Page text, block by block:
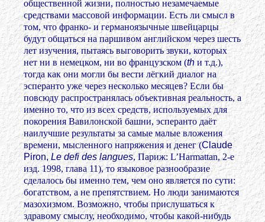
общественной жизни, полностью незамечаемые
средствами массовой информации. Есть ли смысл в
том, что франко- и германоязычные швейцарцы
будут общаться на паршивом английском через шесть
лет изучения, пытаясь выговорить звуки, которых
нет ни в немецком, ни во французском (thи т.д.),
тогда как они могли бы вести лёгкий диалог на
эсперанто уже через несколько месяцев? Если бы
повсюду распространялась объективная реальность, а
именно то, что из всех средств, используемых для
покорения Вавилонской башни, эсперанто даёт
наилучшие результаты за самые малые вложения
времени, мысленного напряжения и денег (Claude
Piron,Le defi des langues, Париж: L’Harmattan, 2-e
изд. 1998, глава 11), то языковое разнообразие
сделалось бы именно тем, чем оно является по сути:
богатством, а не препятствием. Но люди занимаются
мазохизмом. Возможно, чтобы прислушаться к
здравому смыслу, необходимо, чтобы какой-нибудь